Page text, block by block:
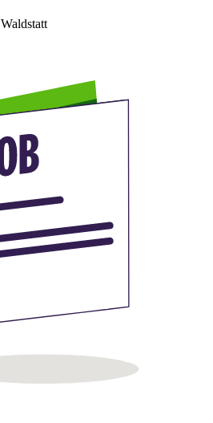
Waldstatt